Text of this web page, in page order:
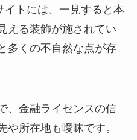
イトには、一見すると本
える装飾が施されてい
多くの不自然な点が存
、金融ライセンスの信
や所在地も曖昧です。